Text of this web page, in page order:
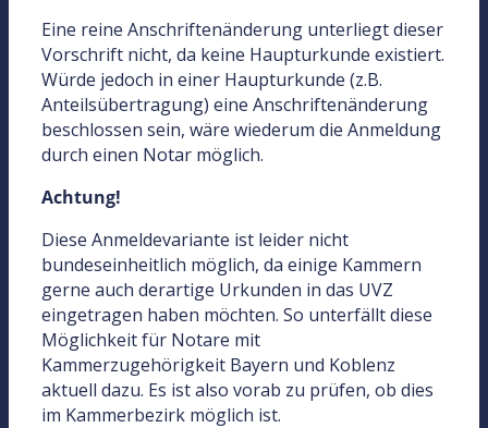
Eine reine Anschriftenänderung unterliegt dieser
Vorschrift nicht, da keine Haupturkunde existiert.
Würde jedoch in einer Haupturkunde (z.B.
Anteilsübertragung) eine Anschriftenänderung
beschlossen sein, wäre wiederum die Anmeldung
durch einen Notar möglich.
Achtung!
Diese Anmeldevariante ist leider nicht
bundeseinheitlich möglich, da einige Kammern
gerne auch derartige Urkunden in das UVZ
eingetragen haben möchten. So unterfällt diese
Möglichkeit für Notare mit
Kammerzugehörigkeit Bayern und Koblenz
aktuell dazu. Es ist also vorab zu prüfen, ob dies
im Kammerbezirk möglich ist.